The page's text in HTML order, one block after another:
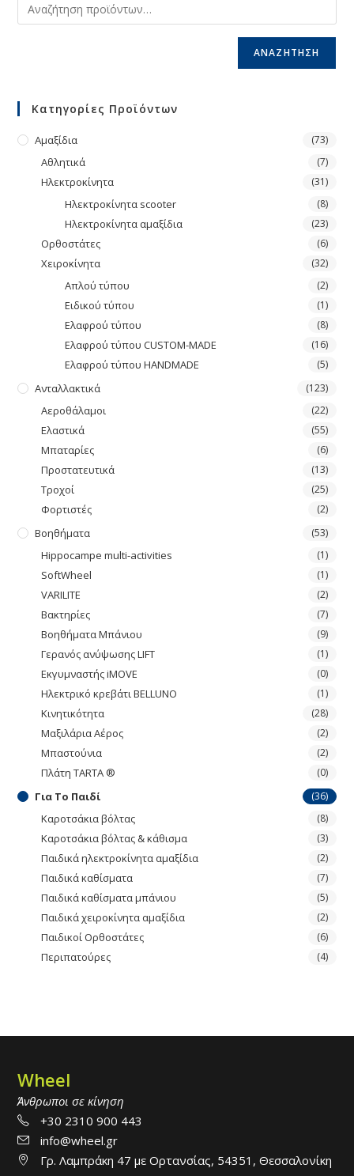
ΑΝΑΖΉΤΗΣΗ
Κατηγορίες Προϊόντων
Αμαξίδια (73)
Αθλητικά (7)
Ηλεκτροκίνητα (31)
Ηλεκτροκίνητα scooter (8)
Ηλεκτροκίνητα αμαξίδια (23)
Ορθοστάτες (6)
Χειροκίνητα (32)
Απλού τύπου (2)
Ειδικού τύπου (1)
Ελαφρού τύπου (8)
Ελαφρού τύπου CUSTOM-MADE (16)
Ελαφρού τύπου HANDMADE (5)
Ανταλλακτικά (123)
Αεροθάλαμοι (22)
Ελαστικά (55)
Μπαταρίες (6)
Προστατευτικά (13)
Τροχοί (25)
Φορτιστές (2)
Βοηθήματα (53)
Hippocampe multi-activities (1)
SoftWheel (1)
VARILITE (2)
Βακτηρίες (7)
Βοηθήματα Μπάνιου (9)
Γερανός ανύψωσης LIFT (1)
Εκγυμναστής iMOVE (0)
Ηλεκτρικό κρεβάτι BELLUNO (1)
Κινητικότητα (28)
Μαξιλάρια Αέρος (2)
Μπαστούνια (2)
Πλάτη TARTA ® (0)
Για Το Παιδί (36)
Καροτσάκια βόλτας (8)
Καροτσάκια βόλτας & κάθισμα (3)
Παιδικά ηλεκτροκίνητα αμαξίδια (2)
Παιδικά καθίσματα (7)
Παιδικά καθίσματα μπάνιου (5)
Παιδικά χειροκίνητα αμαξίδια (2)
Παιδικοί Ορθοστάτες (6)
Περιπατούρες (4)
Wheel
Άνθρωποι σε κίνηση
+30 2310 900 443
info@wheel.gr
Γρ. Λαμπράκη 47 με Ορτανσίας, 54351, Θεσσαλονίκη